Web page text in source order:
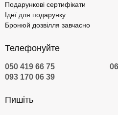
Подарункові сертифікати
Ідеї для подарунку
Бронюй дозвілля завчасно
Телефонуйте
050 419 66 75
093 170 06 39
Пишіть